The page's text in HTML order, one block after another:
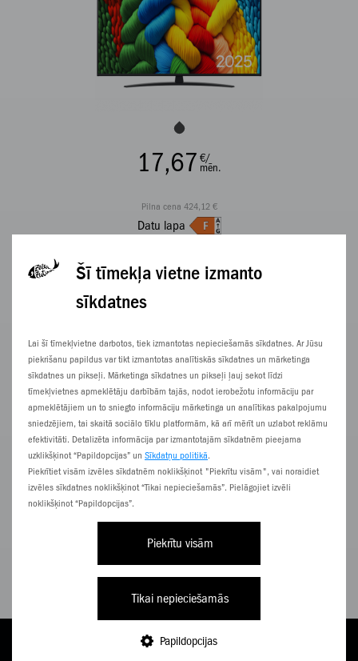
Šī tīmekļa vietne izmanto
sīkdatnes
Lai šī tīmekļvietne darbotos, tiek izmantotas nepieciešamās sīkdatnes. Ar Jūsu
piekrišanu papildus var tikt izmantotas analītiskās sīkdatnes un mārketinga
sīkdatnes un pikseļi. Mārketinga sīkdatnes un pikseļi ļauj sekot līdzi
tīmekļvietnes apmeklētāju darbībām tajās, nodot ierobežotu informāciju par
apmeklētājiem un to sniegto informāciju mārketinga un analītikas pakalpojumu
sniedzējiem, tai skaitā sociālo tīklu platformām, kā arī mērīt un uzlabot reklāmu
efektivitāti. Detalizēta informācija par izmantotajām sīkdatnēm pieejama
uzklikšķinot “Papildopcijas” un Sīkdatņu politikā.
Piekrītiet visām izvēles sīkdatnēm noklikšķinot "Piekrītu visām", vai noraidiet
izvēles sīkdatnes noklikšķinot “Tikai nepieciešamās”. Pielāgojiet izvēli
noklikšķinot “Papildopcijas”.
Piekrītu visām
Tikai nepieciešamās
Papildopcijas
E-VEIKALS
17,67 €/
mēn.
Pilna cena 424,12 €
Datu lapa
50" / 50UA75003LA
14,24mēn.